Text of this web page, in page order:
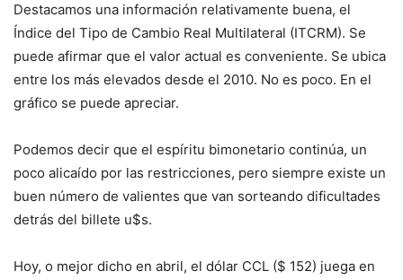
Destacamos una información relativamente buena, el
Índice del Tipo de Cambio Real Multilateral (ITCRM). Se
puede afirmar que el valor actual es conveniente. Se ubica
entre los más elevados desde el 2010. No es poco. En el
gráfico se puede apreciar.
Podemos decir que el espíritu bimonetario continúa, un
poco alicaído por las restricciones, pero siempre existe un
buen número de valientes que van sorteando dificultades
detrás del billete u$s.
Hoy, o mejor dicho en abril, el dólar CCL ($ 152) juega en